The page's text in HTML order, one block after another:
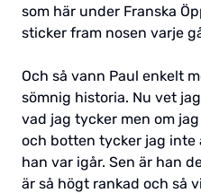
som här under Franska
sticker fram nosen varje
Och så vann Paul enkelt
sömnig historia. Nu vet
vad jag tycker men om
och botten tycker jag inte
han var igår. Sen är han
är så högt rankad och så